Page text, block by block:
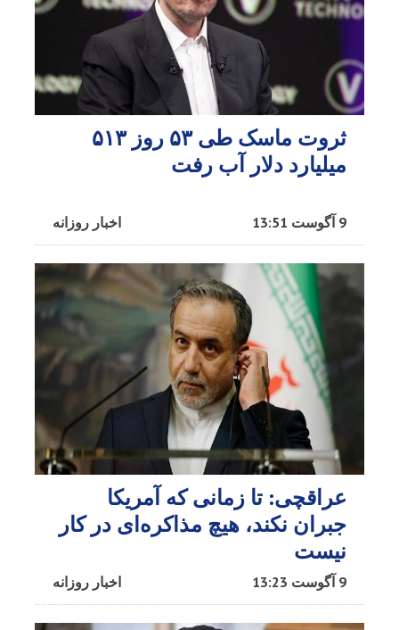
ثروت ماسک طی ۵۳ روز ۵۱۳
میلیارد دلار آب رفت
اخبار روزانه 9 آگوست 13:51
عراقچی: تا زمانی که آمریکا
جبران نکند، هیچ مذاکره‌ای در کار
نیست
اخبار روزانه 9 آگوست 13:23